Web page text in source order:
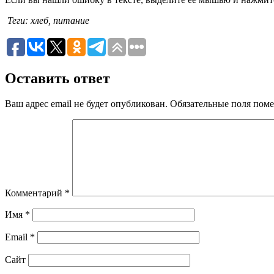
Теги: хлеб, питание
Оставить ответ
Ваш адрес email не будет опубликован. Обязательные поля
Комментарий *
Имя *
Email *
Сайт